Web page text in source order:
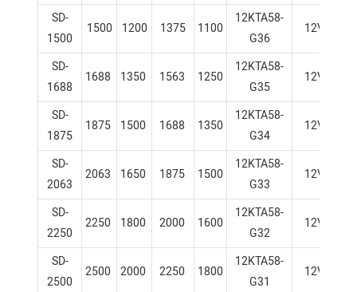
SD-
1500
1500 1200 1375 1100
12KTA58-
G36
12V
SD-
1688
1688 1350 1563 1250
12KTA58-
G35
12V
SD-
1875
1875 1500 1688 1350
12KTA58-
G34
12V
SD-
2063
2063 1650 1875 1500
12KTA58-
G33
12V
SD-
2250
2250 1800 2000 1600
12KTA58-
G32
12V
SD-
2500
2500 2000 2250 1800
12KTA58-
G31
12V